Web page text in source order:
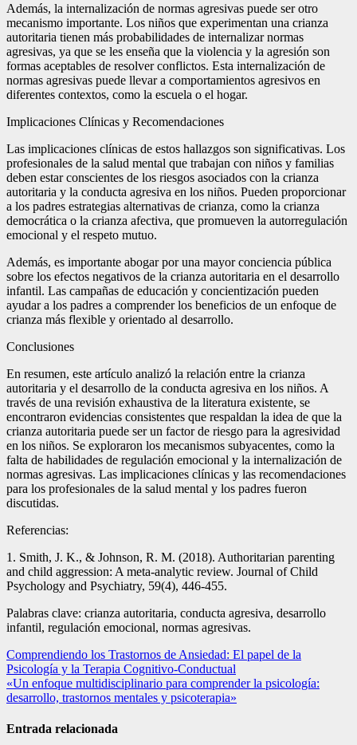
Además, la internalización de normas agresivas puede ser otro
mecanismo importante. Los niños que experimentan una crianza
autoritaria tienen más probabilidades de internalizar normas
agresivas, ya que se les enseña que la violencia y la agresión son
formas aceptables de resolver conflictos. Esta internalización de
normas agresivas puede llevar a comportamientos agresivos en
diferentes contextos, como la escuela o el hogar.
Implicaciones Clínicas y Recomendaciones
Las implicaciones clínicas de estos hallazgos son significativas. Los
profesionales de la salud mental que trabajan con niños y familias
deben estar conscientes de los riesgos asociados con la crianza
autoritaria y la conducta agresiva en los niños. Pueden proporcionar
a los padres estrategias alternativas de crianza, como la crianza
democrática o la crianza afectiva, que promueven la autorregulación
emocional y el respeto mutuo.
Además, es importante abogar por una mayor conciencia pública
sobre los efectos negativos de la crianza autoritaria en el desarrollo
infantil. Las campañas de educación y concientización pueden
ayudar a los padres a comprender los beneficios de un enfoque de
crianza más flexible y orientado al desarrollo.
Conclusiones
En resumen, este artículo analizó la relación entre la crianza
autoritaria y el desarrollo de la conducta agresiva en los niños. A
través de una revisión exhaustiva de la literatura existente, se
encontraron evidencias consistentes que respaldan la idea de que la
crianza autoritaria puede ser un factor de riesgo para la agresividad
en los niños. Se exploraron los mecanismos subyacentes, como la
falta de habilidades de regulación emocional y la internalización de
normas agresivas. Las implicaciones clínicas y las recomendaciones
para los profesionales de la salud mental y los padres fueron
discutidas.
Referencias:
1. Smith, J. K., & Johnson, R. M. (2018). Authoritarian parenting
and child aggression: A meta-analytic review. Journal of Child
Psychology and Psychiatry, 59(4), 446-455.
Palabras clave: crianza autoritaria, conducta agresiva, desarrollo
infantil, regulación emocional, normas agresivas.
Navegación
de
entradas
Comprendiendo los Trastornos de Ansiedad: El papel de la
Psicología y la Terapia Cognitivo-Conductual
«Un enfoque multidisciplinario para comprender la psicología:
desarrollo, trastornos mentales y psicoterapia»
Entrada relacionada